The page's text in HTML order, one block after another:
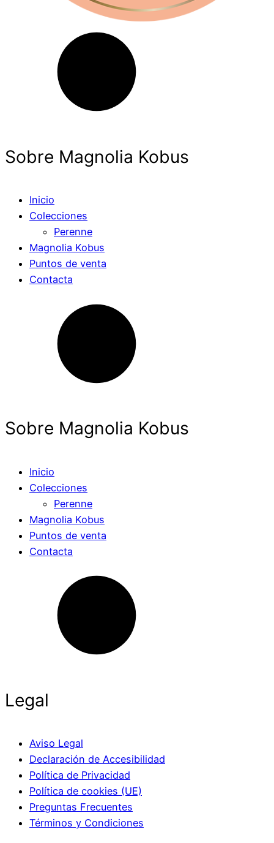
Sobre Magnolia Kobus
Inicio
Colecciones
Perenne
Magnolia Kobus
Puntos de venta
Contacta
Sobre Magnolia Kobus
Inicio
Colecciones
Perenne
Magnolia Kobus
Puntos de venta
Contacta
Legal
Aviso Legal
Declaración de Accesibilidad
Política de Privacidad
Política de cookies (UE)
Preguntas Frecuentes
Términos y Condiciones